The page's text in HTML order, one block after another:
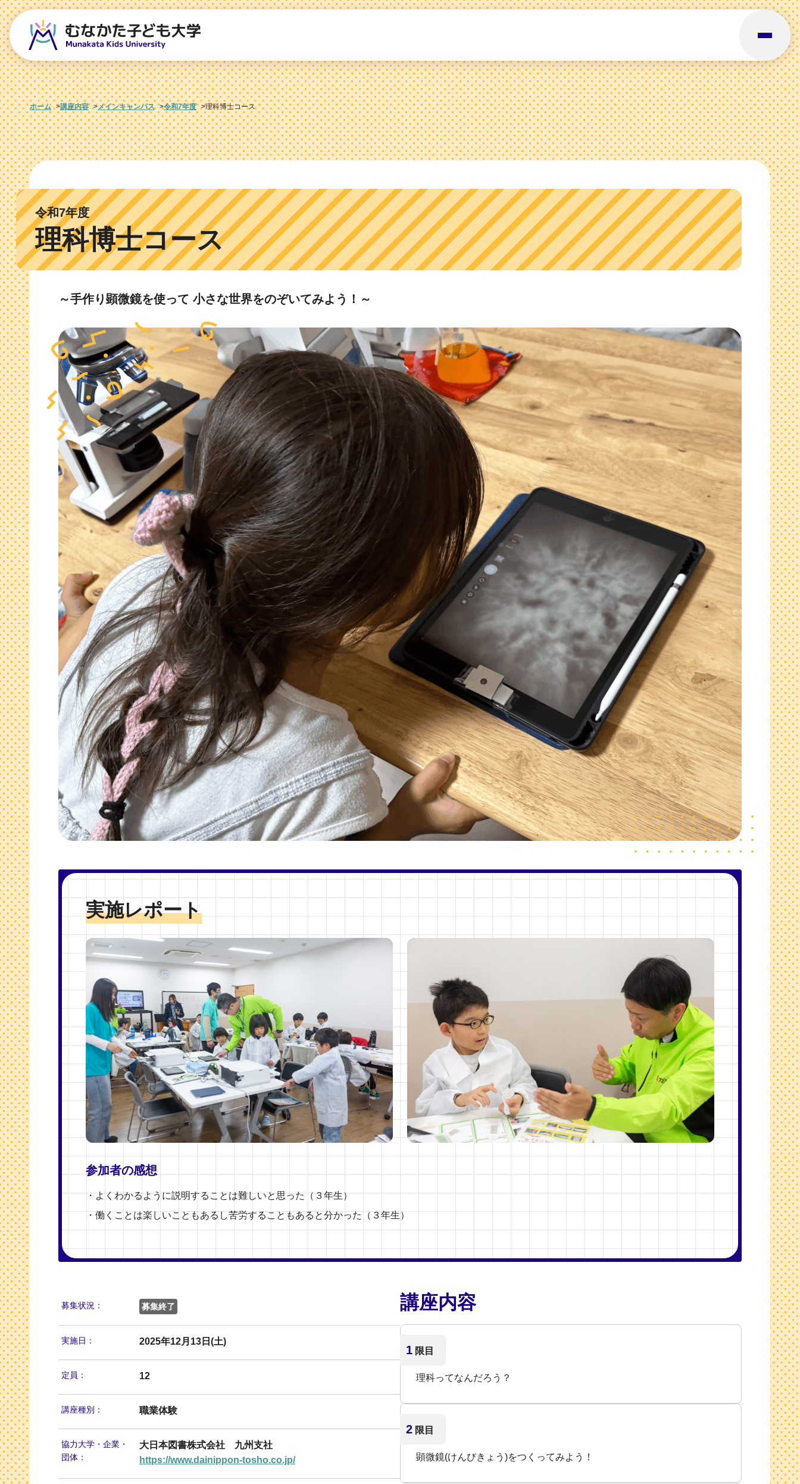
ホーム 講座内容 メインキャンパス 令和7年度 理科博士コース
令和7年度
理科博士コース
～手作り顕微鏡を使って 小さな世界をのぞいてみよう！～
実施レポート
参加者の感想
・よくわかるように説明することは難しいと思った（３年生）
・働くことは楽しいこともあるし苦労することもあると分かった（３年生）
募集状況： 募集終了
実施日： 2025年12月13日(土)
定員： 12
講座種別： 職業体験
協力大学・ 企業・
団体：
大日本図書株式会社 九州支社
https://www.dainippon-tosho.co.jp/
講座内容
1 限目
理科ってなんだろう？
2 限目
顕微鏡(けんびきょう)をつくってみよう！